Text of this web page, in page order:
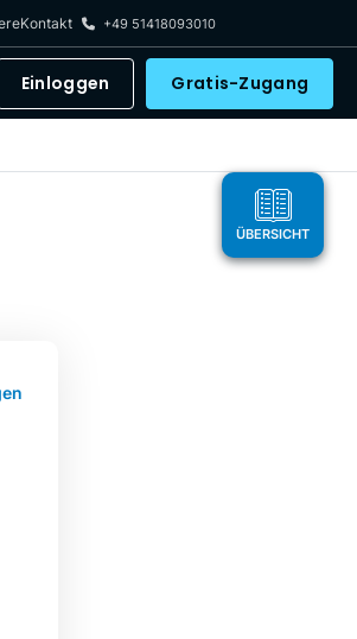
Kontakt +49 51418093010
Einloggen Gratis-Zugang
ÜBERSICHT